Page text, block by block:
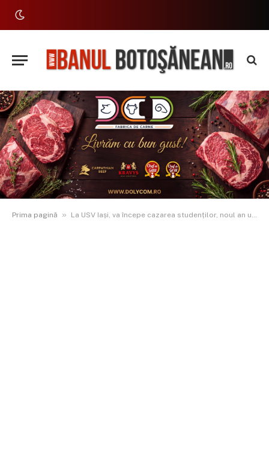
Prima pagină » La USV Iași, va începe cazarea studenților, noul an universitar va debuta pe 16 septembrie